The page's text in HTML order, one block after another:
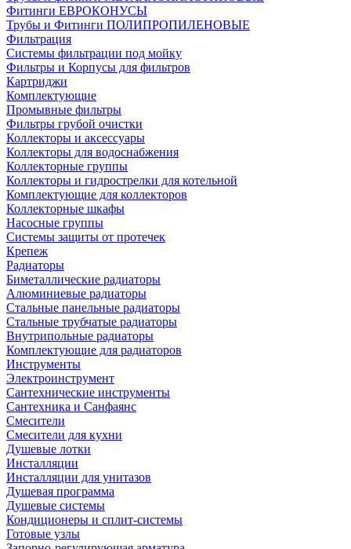
Фитинги ЕВРОКОНУСЫ
Трубы и Фитинги ПОЛИПРОПИЛЕНОВЫЕ
Фильтрация
Системы фильтрации под мойку
Фильтры и Корпусы для фильтров
Картриджи
Комплектующие
Промывные фильтры
Фильтры грубой очистки
Коллекторы и аксессуары
Коллекторы для водоснабжения
Коллекторные группы
Коллекторы и гидрострелки для котельной
Комплектующие для коллекторов
Коллекторные шкафы
Насосные группы
Системы защиты от протечек
Крепеж
Радиаторы
Биметаллические радиаторы
Алюминиевые радиаторы
Стальные панельные радиаторы
Стальные трубчатые радиаторы
Внутрипольные радиаторы
Комплектующие для радиаторов
Инструменты
Электроинструмент
Сантехнические инструменты
Сантехника и Санфаянс
Смесители
Смесители для кухни
Душевые лотки
Инсталляции
Инсталляции для унитазов
Душевая программа
Душевые системы
Кондиционеры и сплит-системы
Готовые узлы